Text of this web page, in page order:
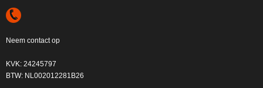
Neem contact op
KVK: 24245797
BTW: NL002012281B26